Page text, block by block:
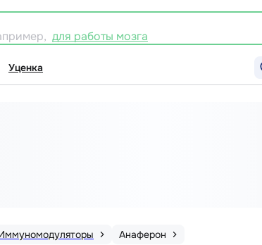
для работы мозга
Уценка
Анаферон